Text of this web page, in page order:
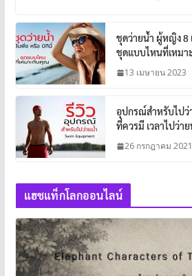
ชุดว่ายน้ำ ผู้หญิง
ชุดแบบไหนที่เหม
13 เมษายน 2023
อุปกรณ์สำหรับไปว่
ที่ควรมี เวลาไปว่า
26 กรกฎาคม 2021
แฮชแท็กโลกออนไลน์